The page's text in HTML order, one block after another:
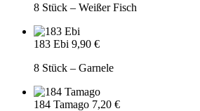
8 Stück – Weißer Fisch
183 Ebi 9,90 €
8 Stück – Garnele
184 Tamago 7,20 €